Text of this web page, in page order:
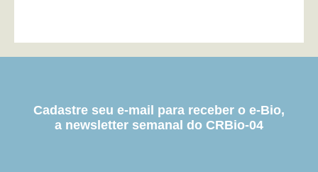
Cadastre seu e-mail para receber o e-Bio,
a newsletter semanal do CRBio-04